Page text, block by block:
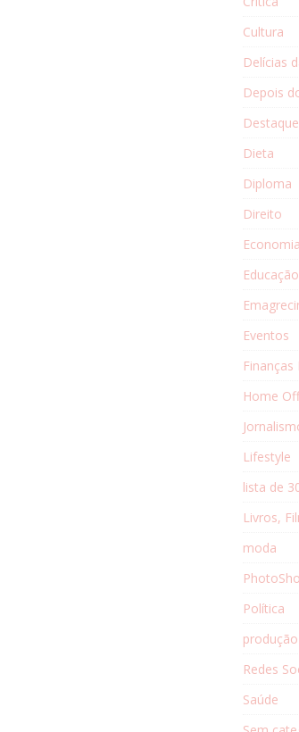
Cultura
Delícias
Depois
Destaque
Dieta
Diploma
Direito
Economia
Educação
Eventos
Finanças
Home
Lifestyle
lista de
Livros,
moda
Política
Redes
Saúde